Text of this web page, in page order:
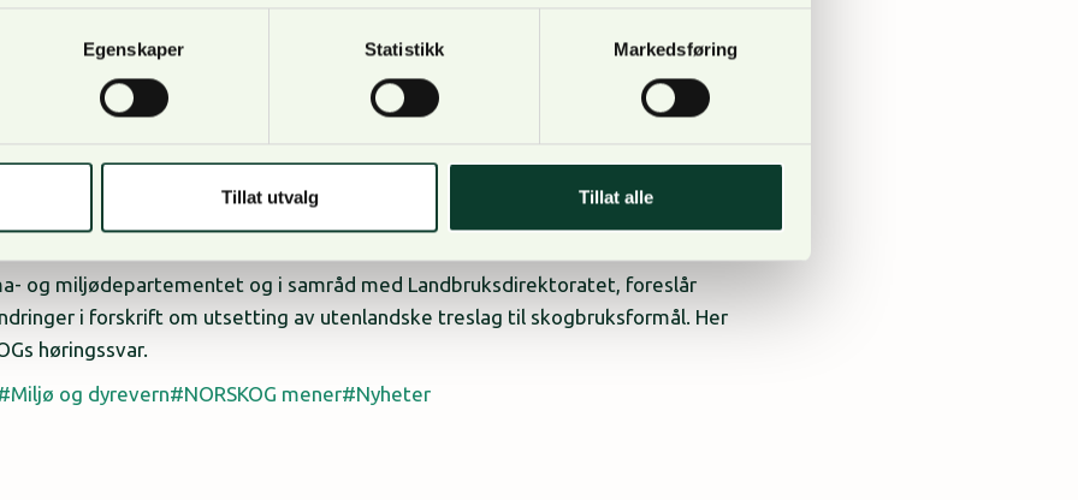
Egenskaper Statistikk Markedsføring
Tillat utvalg Tillat alle
arbeidet med landskap og utarbeider som ledd i dette et landsomfattende
landskap av nasjonal interesse. Dette skal være et verktøy for
sektorer slik at de kan ivareta viktige landskapsverdier i sin planlegging. I
NORSKOG inngitt høringsinnspill til registreringene.
om utsetting av utenlandske treslag
og miljødepartementet og i samråd med Landbruksdirektoratet, foreslår
i forskrift om utsetting av utenlandske treslag til skogbruksformål. Her
høringssvar.
Miljø og dyrevern NORSKOG mener Nyheter